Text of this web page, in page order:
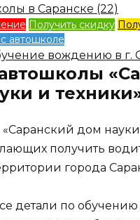
в Саранске (22)
Получить скидку
автошколе
вождению в г.
и
дом
получить
города
детали по обучению